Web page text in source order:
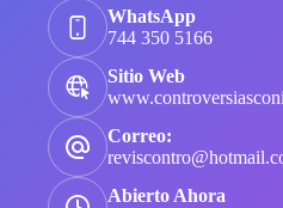
WhatsApp
744 350 5166
Sitio Web
Correo:
Abierto Ahora